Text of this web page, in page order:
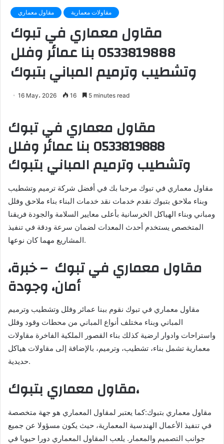
مقاول معماري مقاولات معمارية
مقاول معماري في تبوك
0533819888 بنا عمائر وفلل
وتشطيب وترميم المباني بتبوك
16 May، 2026 16 5 minutes read
مقاول معماري في تبوك
0533819888 بنا عمائر وفلل
وتشطيب وترميم المباني بتبوك
مقاول معماري في تبوك مرحبا بك في أفضل شركة ترميم وتشطيب
وبناء ملاحق بتبوك نقدم خدمات نقد خدمات البناء بناء ملاحق وفلل
ومباني وبناء الهياكل الخرسانية بأعلى معايير السلامة والجودة فريقنا
المتخصص يستخدم أحدث المعدات لضمان سرعة ودقة في تنفيذ
المشاريع مهما كان نوعها.
مقاول معماري في تبوك – خبرة،
أمان، وجودة
مقاول معماري في تبوك نقوم ببنا عمائر وفلل وتشطيب وترميم
المباني وبناء مختلف أنواع المباني من محطات وقود وفلل
واستراحات وادوار ارضية كذلك بناء القصور الملكية الفاخرة مقاولات
معمارية تشمل بناء، تشطيب، وترميم، بالإضافة إلى مقاولات هياكل
حديدية.
مقاول معماري بتبوك،
مقاول معماري بتبوك:كما يعتبر لمقاول المعماري هو جهة متخصصة
في تنفيذ الأعمال الهندسية المعمارية، حيث يكون مسؤولا عن جميع
جوانب التصميم والمعمار. يلعب المقاول المعماري دورا حيويا في